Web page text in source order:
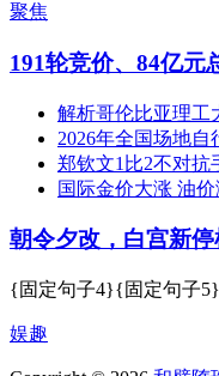
聚焦
191轮竞价、84亿元
解析哥伦比亚理工
2026年全国场地自
郑钦文1比2不对抗
国际金价大涨 油
朝令夕改，白宫新
{固定句子4}{固定句子5}
娱趣